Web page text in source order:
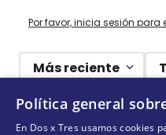
Por favor, inicia sesión para
Más reciente
Cargando
Política general
En Dos x Tres usamos cookies